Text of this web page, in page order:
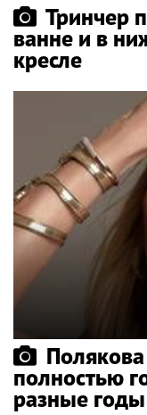
Тринчер
ванне и в
кресле
полностью
разные годы